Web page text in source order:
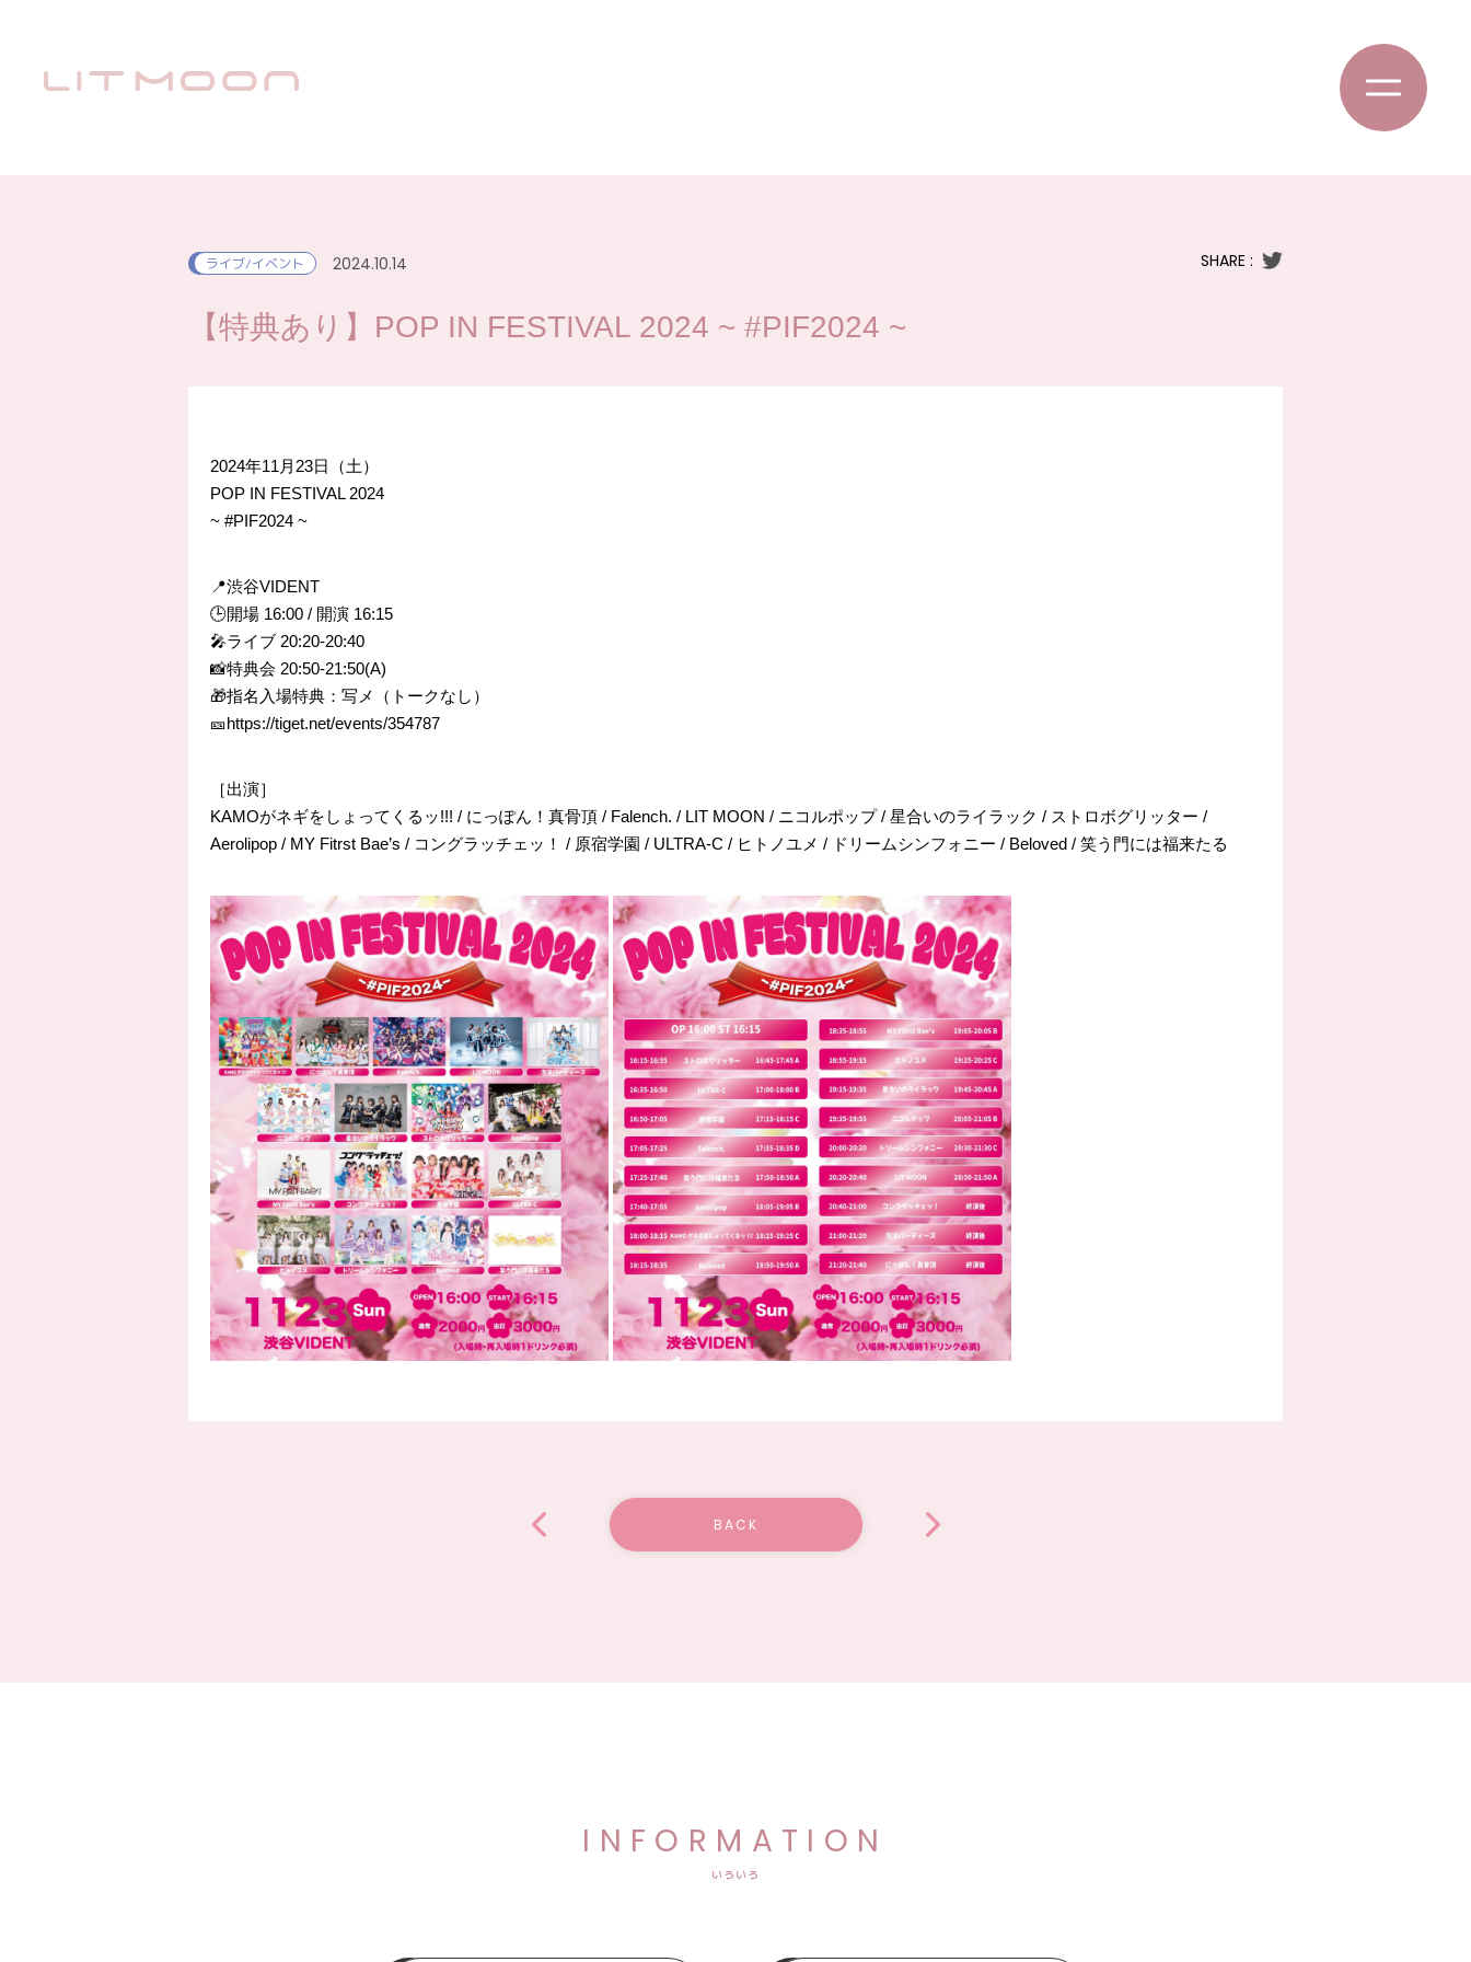
ライブ/イベント 2024.10.14 SHARE :
【特典あり】POP IN FESTIVAL 2024 ~ #PIF2024 ~
2024年11月23日（土）
POP IN FESTIVAL 2024
~ #PIF2024 ~
📍渋谷VIDENT
🕒開場 16:00 / 開演 16:15
🎤ライブ 20:20-20:40
📸特典会 20:50-21:50(A)
🎁指名入場特典： 写メ（トークなし）
🎫https://tiget.net/events/354787
［出演］
KAMOがネギをしょってくるッ!!! / にっぽん！真骨頂 / Falench. / LIT MOON / ニコルポップ / 星合いのライラック / ストロボグリッター /
Aerolipop / MY Fitrst Bae’s / コングラッチェッ！ / 原宿学園 / ULTRA-C / ヒトノユメ / ドリームシンフォニー / Beloved / 笑う門には福来たる
BACK
INFORMATION
いろいろ